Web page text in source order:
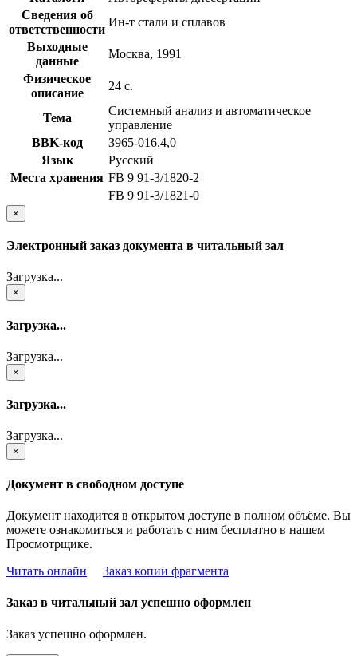
Сведения об
ответственности
Ин-т стали и сплавов
Выходные
данные
Москва, 1991
Физическое
описание
24 с.
Тема
Системный анализ и автоматическое
управление
BBK-код
З965-016.4,0
Язык
Русский
Места хранения FB 9 91-3/1820-2
FB 9 91-3/1821-0
×
Электронный заказ документа в читальный зал
Загрузка...
×
Загрузка...
Загрузка...
×
Загрузка...
Загрузка...
×
Документ в свободном доступе
Документ находится в открытом доступе в полном объёме. Вы
можете ознакомиться и работать с ним бесплатно в нашем
Просмотрщике.
Читать онлайн
Заказ копии фрагмента
Заказ в читальный зал успешно оформлен
Заказ успешно оформлен.